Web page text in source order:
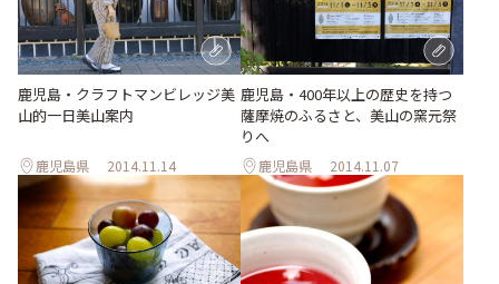
鹿児島・クラフトマンビレッジ美
山的一日美山案内
鹿児島県 2014.11.14
鹿児島・400年以上の歴史を持つ
薩摩焼のふるさと、美山の窯元祭
りへ
鹿児島県 2014.11.07